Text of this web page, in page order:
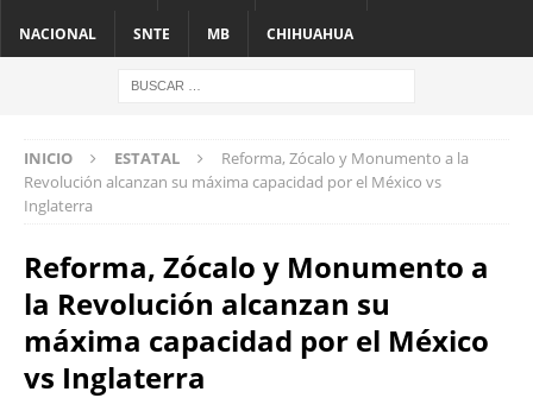
NACIONAL SNTE MB CHIHUAHUA
INICIO ESTATAL
Reforma, Zócalo y Monumento a la
Revolución alcanzan su máxima capacidad por el México vs
Inglaterra
Reforma, Zócalo y Monumento a
la Revolución alcanzan su
máxima capacidad por el México
vs Inglaterra